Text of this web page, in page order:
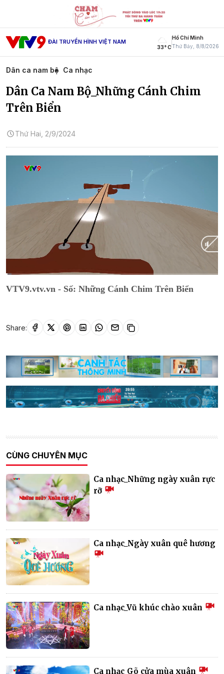
ĐÀI TRUYỀN HÌNH VIỆT NAM
33° C
Hồ Chí Minh
Thứ Bảy, 8/8/2026
Dân ca nam bộ Ca nhạc
Dân Ca Nam Bộ_Những Cánh Chim
Trên Biển
Thứ Hai, 2/9/2024
VTV9.vtv.vn - Số: Những Cánh Chim Trên Biển
Share:
CÙNG CHUYÊN MỤC
Ca nhạc_Những ngày xuân rực
rỡ
Ca nhạc_Ngày xuân quê hương
Ca nhạc_Vũ khúc chào xuân
Ca nhạc_Gõ cửa mùa xuân